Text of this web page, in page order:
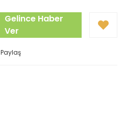
Gelince Haber
Ver
Paylaş